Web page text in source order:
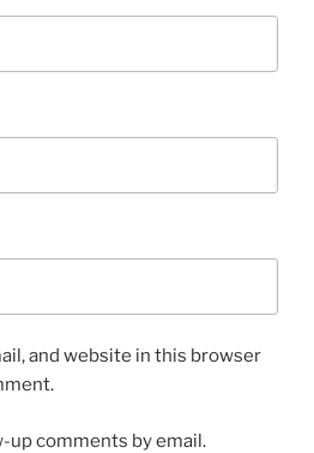
and website in this browser
comments by email.